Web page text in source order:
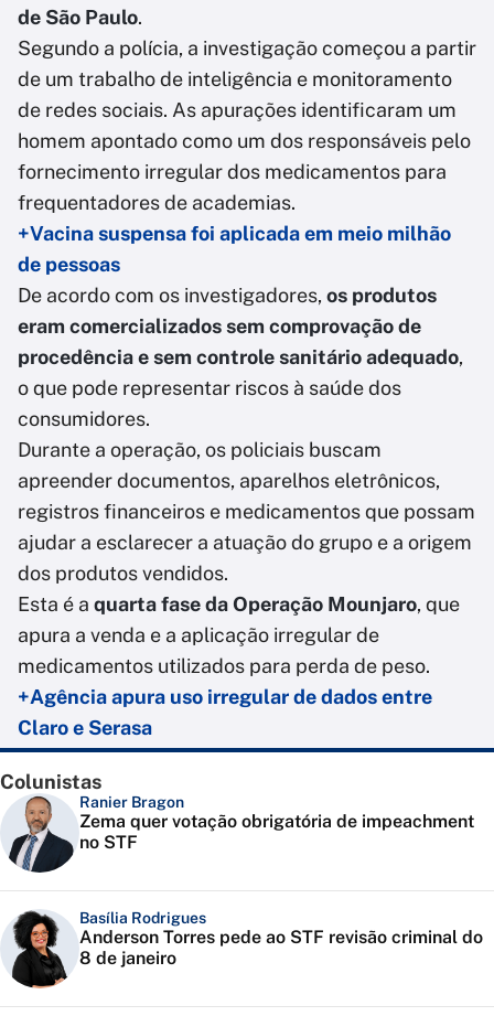
de São Paulo.
Segundo a polícia, a investigação começou a partir
de um trabalho de inteligência e monitoramento
de redes sociais. As apurações identificaram um
homem apontado como um dos responsáveis pelo
fornecimento irregular dos medicamentos para
frequentadores de academias.
+Vacina suspensa foi aplicada em meio milhão
de pessoas
De acordo com os investigadores, os produtos
eram comercializados sem comprovação de
procedência e sem controle sanitário adequado,
o que pode representar riscos à saúde dos
consumidores.
Durante a operação, os policiais buscam
apreender documentos, aparelhos eletrônicos,
registros financeiros e medicamentos que possam
ajudar a esclarecer a atuação do grupo e a origem
dos produtos vendidos.
Esta é a quarta fase da Operação Mounjaro, que
apura a venda e a aplicação irregular de
medicamentos utilizados para perda de peso.
+Agência apura uso irregular de dados entre
Claro e Serasa
Colunistas
Ranier Bragon
Zema quer votação obrigatória de impeachment
no STF
Basília Rodrigues
Anderson Torres pede ao STF revisão criminal do
8 de janeiro